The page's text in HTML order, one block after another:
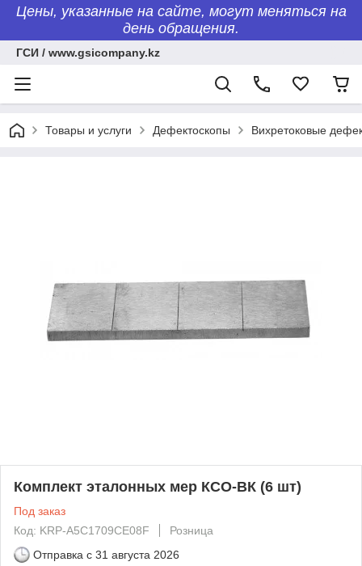
Цены, указанные на сайте, могут меняться на
день обращения.
ГСИ / www.gsicompany.kz
Товары и услуги Дефектоскопы Вихретоковые
Комплект эталонных мер КСО-ВК (6 шт)
Под заказ
Код: KRP-A5C1709CE08F
Розница
Отправка с 31 августа 2026